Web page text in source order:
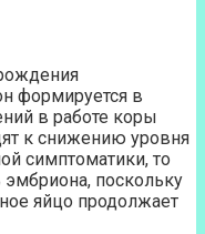
формируется в
в работе коры
к снижению уровня
симптоматики, то
эмбриона, поскольку
яйцо продолжает